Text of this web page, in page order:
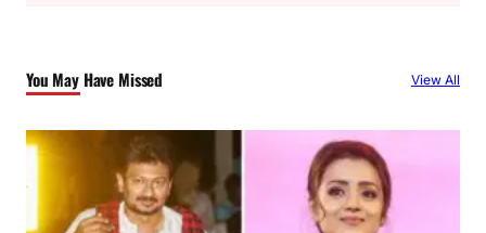
h
You May Have Missed View All